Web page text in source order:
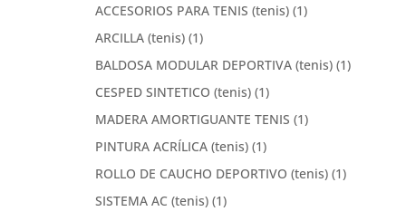
ACCESORIOS PARA TENIS (tenis) (1)
ARCILLA (tenis) (1)
BALDOSA MODULAR DEPORTIVA (tenis) (1)
CESPED SINTETICO (tenis) (1)
MADERA AMORTIGUANTE TENIS (1)
PINTURA ACRÍLICA (tenis) (1)
ROLLO DE CAUCHO DEPORTIVO (tenis) (1)
SISTEMA AC (tenis) (1)